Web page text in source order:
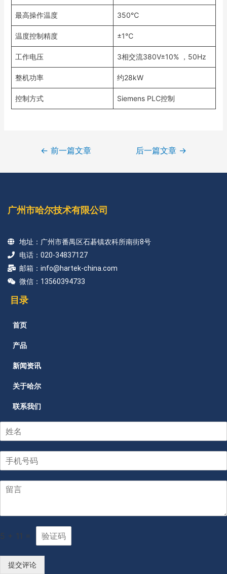
最高操作温度 350℃
温度控制精度 ±1℃
工作电压 3相交流380V±10% ，50Hz
整机功率 约28kW
控制方式 Siemens PLC控制
← 前一篇文章 后一篇文章 →
广州市哈尔技术有限公司
地址：广州市番禺区石碁镇农科所南街8号
电话：020-34837127
邮箱：info@hartek-china.com
微信：13560394733
目录
首页
产品
新闻资讯
关于哈尔
联系我们
5 + 11 =
提交评论